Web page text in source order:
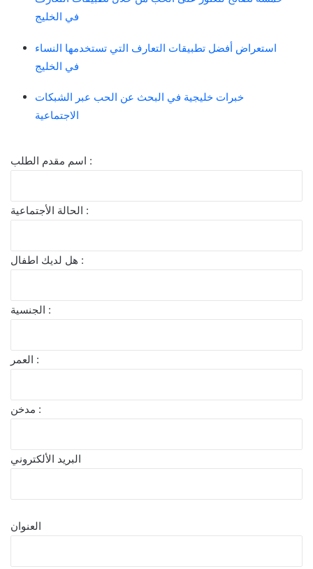
في الخليج
استعراض أفضل تطبيقات التعارف التي تستخدمها النساء
في الخليج
خبرات خليجية في البحث عن الحب عبر الشبكات
الاجتماعية
اسم مقدم الطلب :
الحالة الأجتماعية :
هل لديك اطفال :
الجنسية :
العمر :
مدخن :
البريد الألكتروني
العنوان